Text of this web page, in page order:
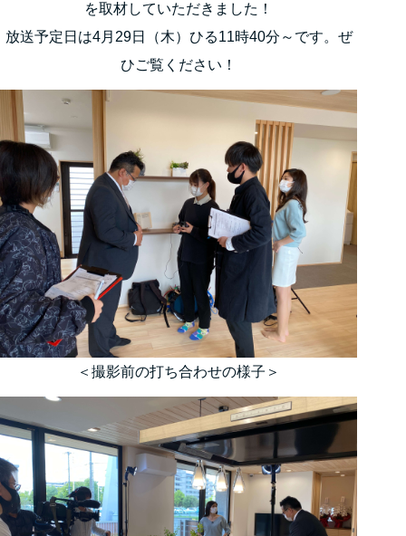
を取材していただきました！
放送予定日は4月29日（木）ひる11時40分～です。ぜ
ひご覧ください！
＜撮影前の打ち合わせの様子＞